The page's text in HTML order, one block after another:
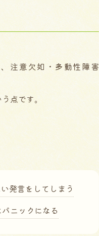
注意欠如・多動性障害
点です。
発言をしてしまう
ニックになる